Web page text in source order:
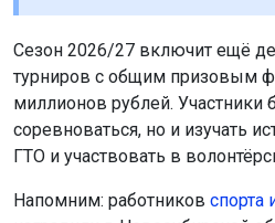
Сезон 2026/27 включит ещё
турниров с общим призовым
миллионов рублей. Участники
соревноваться, но и изучать
ГТО и участвовать в
Напомним: работников спорта